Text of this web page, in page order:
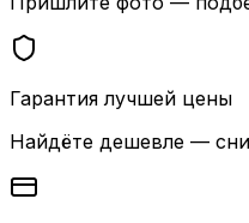
Гарантия лучшей цены
Найдёте дешевле —